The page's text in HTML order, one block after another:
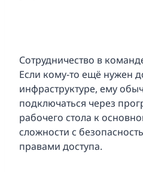
Сотрудничество в
Если кому-то ещё нужен
инфраструктуре, ему
подключаться через
рабочего стола к
сложности с
правами доступа.